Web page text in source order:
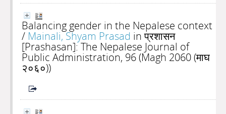
Balancing gender in the Nepalese context
/ Mainali, Shyam Prasad in प्रशासन
[Prashasan]: The Nepalese Journal of
Public Administration, 96 (Magh 2060 (माघ
२०६०))